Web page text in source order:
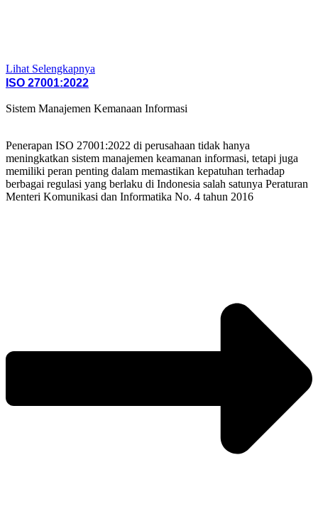
Lihat Selengkapnya
ISO 27001:2022
Sistem Manajemen Kemanaan Informasi
Penerapan ISO 27001:2022 di perusahaan tidak hanya
meningkatkan sistem manajemen keamanan informasi, tetapi juga
memiliki peran penting dalam memastikan kepatuhan terhadap
berbagai regulasi yang berlaku di Indonesia salah satunya Peraturan
Menteri Komunikasi dan Informatika No. 4 tahun 2016